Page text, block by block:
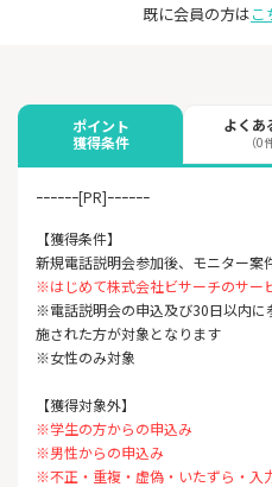
既に会員の方はこ
ポイント
獲得条件
よくあ
（0
ｰｰｰｰｰｰ[PR]ｰｰｰｰｰｰ
【獲得条件】
新規電話説明会参加後、モニター案
※はじめて株式会社ビサーチのサー
※電話説明会の申込及び30日以内に
施された方が対象となります
※女性のみ対象
【獲得対象外】
※学生の方からの申込み
※男性からの申込み
※不正・重複・虚偽・いたずら・入